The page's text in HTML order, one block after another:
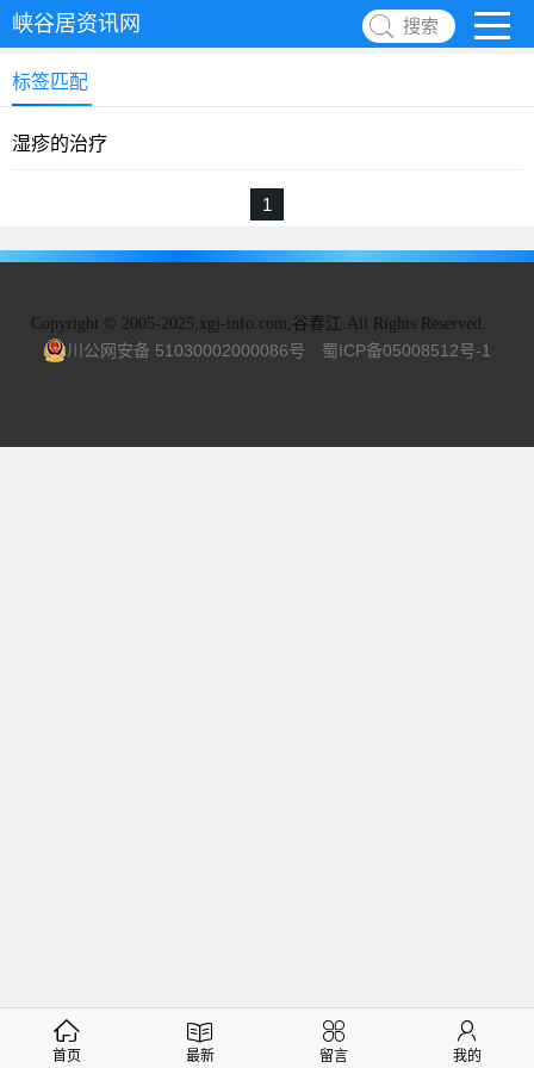
峡谷居资讯网 搜索
标签匹配
湿疹的治疗
1
Copyright © 2005-2025,xgj-info.com,谷春江.All Rights Reserved.
川公网安备 51030002000086号 蜀ICP备05008512号-1
首页 最新 留言 我的